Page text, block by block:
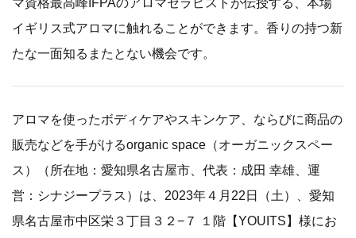
イギリス式アロマに触れることができます。香りの持つ新
たな一面知るまたとない機会です。
アロマを使ったボディケアやスキンケア、ならびに商品の
販売などを手がけるorganic space（オーガニックスペー
ス）（所在地：愛知県名古屋市、代表：成田 幸雄、運
営：シナジープラス）は、2023年４月22日（土）、愛知
県名古屋市中区栄３丁目３２−７ １階【YOUITS】様にお